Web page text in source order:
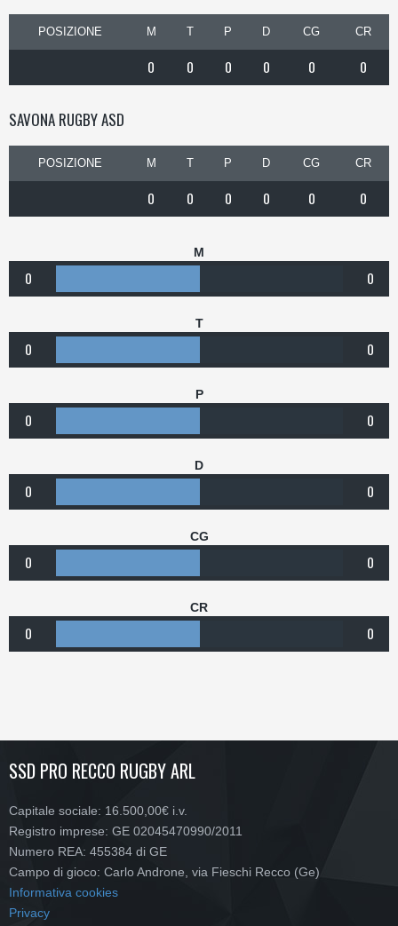
POSIZIONE M T P D CG CR
0 0 0 0 0 0
SAVONA RUGBY ASD
POSIZIONE M T P D CG CR
0 0 0 0 0 0
M
0 0
T
0 0
P
0 0
D
0 0
CG
0 0
CR
0 0
SSD PRO RECCO RUGBY ARL
Capitale sociale: 16.500,00€ i.v.
Registro imprese: GE 02045470990/2011
Numero REA: 455384 di GE
Campo di gioco: Carlo Androne, via Fieschi Recco (Ge)
Informativa cookies
Privacy